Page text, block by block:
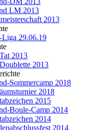
LM 2013
2013
29.06.19
2013
2013
Sommercamp 2018
2018
2015
Boule-Camp 2014
2014
2014